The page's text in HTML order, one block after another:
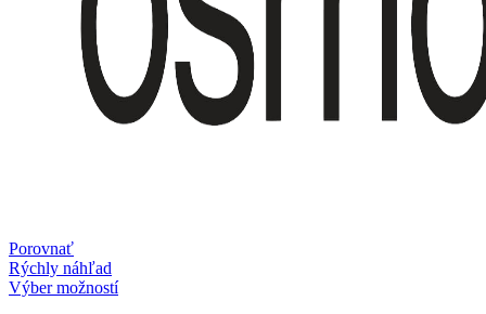
Porovnať
Rýchly náhľad
Výber možnostíTento